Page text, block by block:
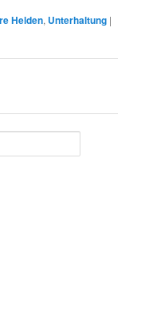
Helden, Unterhaltung |